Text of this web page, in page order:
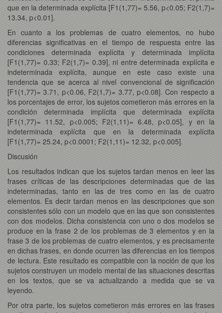
que en la determinada explícita [F1(1,77)= 5.56, p<0.05; F2(1,7)=
13.34, p<0.01].
En cuanto a los problemas de cuatro elementos, no hubo
diferencias significativas en el tiempo de respuesta entre las
condiciones determinada explícita y determinada implícita
[F1(1,77)= 0.33; F2(1,7)= 0.39], ni entre determinada explícita e
indeterminada explícita, aunque en este caso existe una
tendencia que se acerca al nivel convencional de significación
[F1(1,77)= 3.71, p<0.06, F2(1,7)= 3.77, p<0.08]. Con respecto a
los porcentajes de error, los sujetos cometieron más errores en la
condición determinada implícita que determinada explícita
[F1(1,77)= 11.52, p<0.005; F2(1,11)= 6.48, p<0.05], y en la
indeterminada explícita que en la determinada explícita
[F1(1,77)= 25.24, p<0.0001; F2(1,11)= 12.32, p<0.005].
Discusión
Los resultados indican que los sujetos tardan menos en leer las
frases críticas de las descripciones determinadas que de las
indeterminadas, tanto en las de tres como en las de cuatro
elementos. Es decir tardan menos en las descripciones que son
consistentes sólo con un modelo que en las que son consistentes
con dos modelos. Dicha consistencia con uno o dos modelos se
produce en la frase 2 de los problemas de 3 elementos y en la
frase 3 de los problemas de cuatro elementos, y es precisamente
en dichas frases, en donde ocurren las diferencias en los tiempos
de lectura. Este resultado es compatible con la noción de que los
sujetos construyen un modelo mental de las situaciones descritas
en los textos, que se va actualizando a medida que se va
leyendo.
Por otra parte, los sujetos cometieron más errores en las frases